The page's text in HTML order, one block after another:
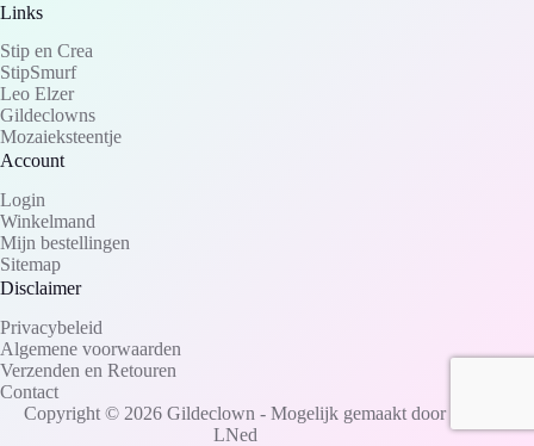
Links
Stip en Crea
StipSmurf
Leo Elzer
Gildeclowns
Mozaieksteentje
Account
Login
Winkelmand
Mijn bestellingen
Sitemap
Disclaimer
Privacybeleid
Algemene voorwaarden
Verzenden en Retouren
Contact
Copyright © 2026 Gildeclown - Mogelijk gemaakt door
LNed